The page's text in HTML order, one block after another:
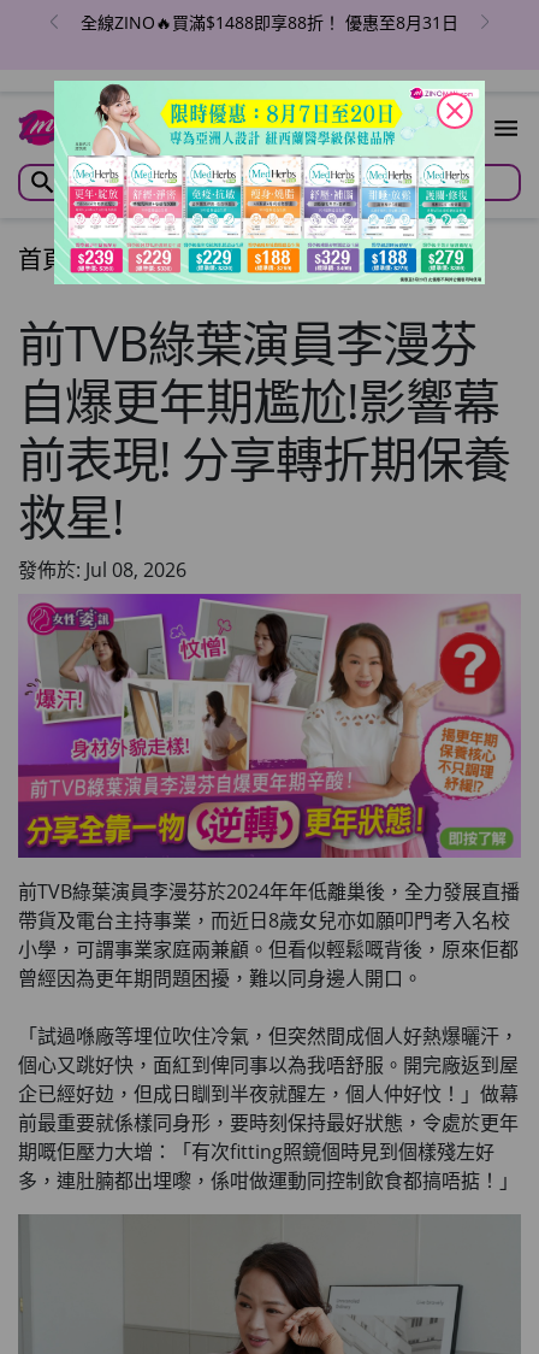
全線ZINO🔥買滿$1488即享88折！ 優惠至8月31日
首頁/文章/Articles
前TVB綠葉演員李漫芬
自爆更年期尷尬!影響幕
前表現! 分享轉折期保養
救星!
發佈於: Jul 08, 2026
前TVB綠葉演員李漫芬於2024年年低離巢後，全力發展直播
帶貨及電台主持事業，而近日8歲女兒亦如願叩門考入名校
小學，可謂事業家庭兩兼顧。但看似輕鬆嘅背後，原來佢都
曾經因為更年期問題困擾，難以同身邊人開口。
「試過喺廠等埋位吹住冷氣，但突然間成個人好熱爆曬汗，
個心又跳好快，面紅到俾同事以為我唔舒服。開完廠返到屋
企已經好攰，但成日瞓到半夜就醒左，個人仲好忟！」做幕
前最重要就係樣同身形，要時刻保持最好狀態，令處於更年
期嘅佢壓力大增：「有次fitting照鏡個時見到個樣殘左好
多，連肚腩都出埋嚟，係咁做運動同控制飲食都搞唔掂！」
close